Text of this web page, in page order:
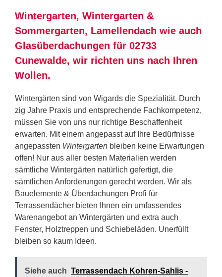
Wintergarten, Wintergarten &
Sommergarten, Lamellendach wie auch
Glasüberdachungen für 02733
Cunewalde, wir richten uns nach Ihren
Wollen.
Wintergärten sind von Wigards die Spezialität. Durch
zig Jahre Praxis und entsprechende Fachkompetenz,
müssen Sie von uns nur richtige Beschaffenheit
erwarten. Mit einem angepasst auf Ihre Bedürfnisse
angepassten Wintergarten bleiben keine Erwartungen
offen! Nur aus aller besten Materialien werden
sämtliche Wintergärten natürlich gefertigt, die
sämtlichen Anforderungen gerecht werden. Wir als
Bauelemente & Überdachungen Profi für
Terrassendächer bieten Ihnen ein umfassendes
Warenangebot an Wintergärten und extra auch
Fenster, Holztreppen und Schiebeläden. Unerfüllt
bleiben so kaum Ideen.
Siehe auch Terrassendach Kohren-Sahlis -